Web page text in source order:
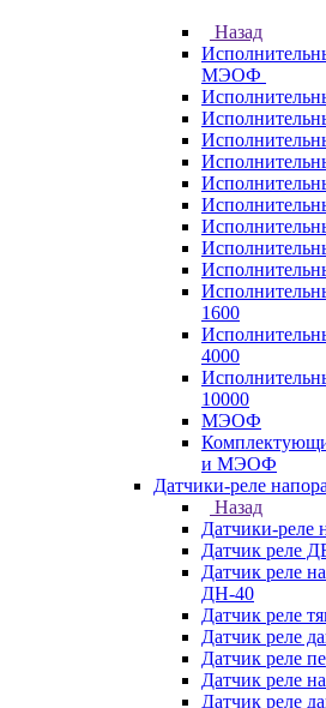
Назад
МЭОФ
1600
4000
10000
МЭОФ
и МЭОФ
Датчики-реле
Назад
Датчики-реле
Датчик реле
Датчик реле
ДН-40
Датчик реле
Датчик реле
Датчик реле
Датчик реле
Датчик реле